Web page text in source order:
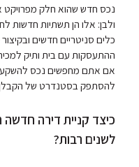
נכס חדש שהוא חלק מפרויקט
ולבן: אלו הן תשתיות חדשות
כלים סניטריים חדשים
ההתעסקות עם בית ותיק
אם אתם מחפשים נכס
להסתפק בסטנדרט של הקבלן
כיצד קניית דירה חדשה
לשנים רבות?